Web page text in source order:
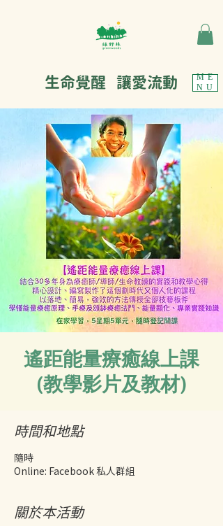
ME
NU
生命覺醒 讓愛流動
遙距能量療癒線上課
(教學影片及教材)
時間和地點
隨時
Online: Facebook 私人群組
關於本活動